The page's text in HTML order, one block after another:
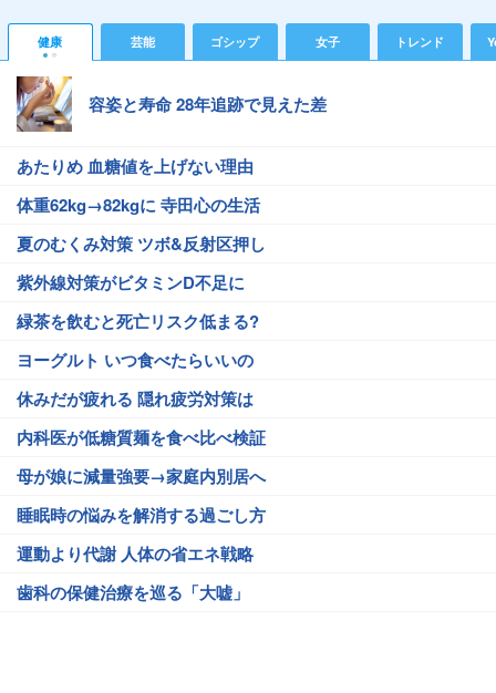
健康 芸能 ゴシップ 女子 トレンド
容姿と寿命 28年追跡で見えた差
あたりめ 血糖値を上げない理由
体重62kg→82kgに 寺田心の生活
夏のむくみ対策 ツボ&反射区押し
紫外線対策がビタミンD不足に
緑茶を飲むと死亡リスク低まる?
ヨーグルト いつ食べたらいいの
休みだが疲れる 隠れ疲労対策は
内科医が低糖質麺を食べ比べ検証
母が娘に減量強要→家庭内別居へ
睡眠時の悩みを解消する過ごし方
運動より代謝 人体の省エネ戦略
歯科の保健治療を巡る「大嘘」